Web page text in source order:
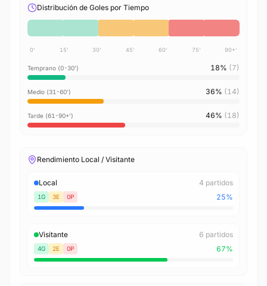
Distribución de Goles por Tiempo
0' 15' 30' 45' 60' 75' 90+'
Temprano (0-30') 18% (7)
Medio (31-60') 36% (14)
Tarde (61-90+') 46% (18)
Rendimiento Local / Visitante
Local 4 partidos
1G 3E 0P 25%
Visitante 6 partidos
4G 2E 0P 67%